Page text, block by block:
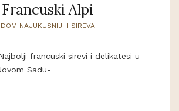
Francuski Alpi
DOM NAJUKUSNIJIH SIREVA